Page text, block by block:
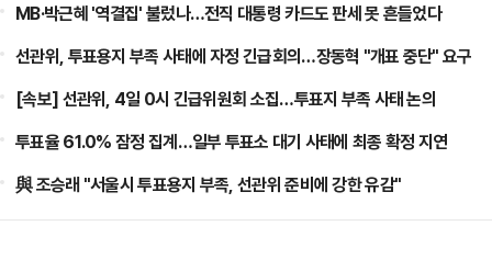
MB·박근혜 '역결집' 불렀나…전직 대통령 카드도 판세 못 흔들었다
선관위, 투표용지 부족 사태에 자정 긴급회의…장동혁 "개표 중단" 요구
[속보] 선관위, 4일 0시 긴급위원회 소집…투표지 부족 사태 논의
투표율 61.0% 잠정 집계…일부 투표소 대기 사태에 최종 확정 지연
與 조승래 "서울시 투표용지 부족, 선관위 준비에 강한 유감"